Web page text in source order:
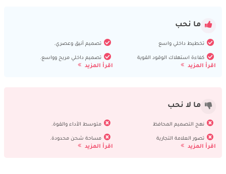
ما نحب
تخطيط داخلي واسع
كفاءة استهلاك الوقود القوية
اقرأ المزيد
تصميم أنيق وعصري.
تصميم داخلي مريح وواسع.
اقرأ المزيد
ما لا نحب
نهج التصميم المحافظ
تصور العلامة التجارية
اقرأ المزيد
متوسط الأداء والقوة.
مساحة شحن محدودة.
اقرأ المزيد